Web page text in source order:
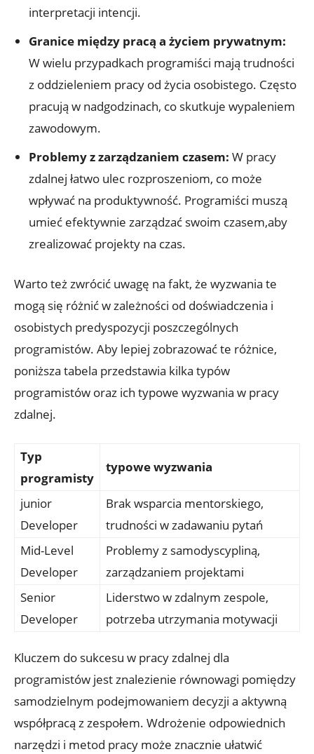
‌interpretacji intencji.
Granice między pracą a życiem prywatnym:
W⁤ wielu przypadkach programiści⁤ mają trudności
z ⁢oddzieleniem pracy ‍od życia osobistego. Często
pracują ⁤w ​nadgodzinach, co ‍skutkuje wypaleniem
zawodowym.
Problemy z zarządzaniem czasem: W pracy​
zdalnej łatwo‌ ulec rozproszeniom, ⁣co może
wpływać na produktywność.⁤ Programiści muszą
⁤umieć efektywnie zarządzać swoim czasem,aby
zrealizować projekty⁣ na czas.
Warto też zwrócić ‍uwagę na fakt, że wyzwania te
mogą się różnić ‍w zależności od doświadczenia i
osobistych ‍predyspozycji poszczególnych
programistów. Aby lepiej zobrazować te różnice,
poniższa tabela⁢ przedstawia kilka typów
programistów oraz ich typowe wyzwania⁤ w pracy
zdalnej.
Typ
programisty
typowe ‌wyzwania
junior
⁤Developer
Brak wsparcia mentorskiego,
trudności w zadawaniu pytań
Mid-Level
Developer
Problemy​ z​ samodyscypliną,
zarządzaniem projektami
Senior
Developer
Liderstwo w zdalnym zespole,
potrzeba utrzymania motywacji
Kluczem do sukcesu w pracy⁤ zdalnej⁤ dla
programistów ‍jest znalezienie równowagi ⁤pomiędzy
samodzielnym podejmowaniem decyzji a aktywną
‍współpracą z zespołem. ​Wdrożenie⁣ odpowiednich
narzędzi i metod pracy ⁤może ⁣znacznie ułatwić